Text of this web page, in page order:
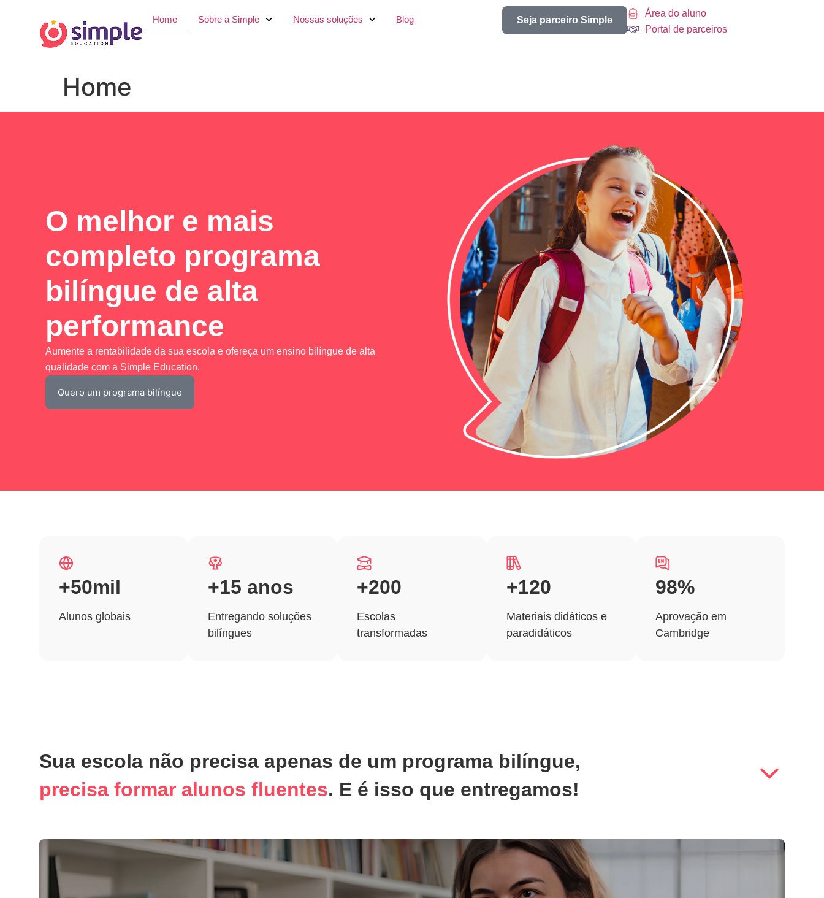
Home Sobre a Simple Nossas soluções Blog Seja parceiro Simple
Área do aluno
Portal de parceiros
Home
O melhor e mais
completo programa
bilíngue de alta
performance
Aumente a rentabilidade da sua escola e ofereça um ensino bilíngue de alta
qualidade com a Simple Education.
Quero um programa bilíngue
+50mil
Alunos globais
+15 anos
Entregando soluções
bilíngues
+200
Escolas
transformadas
+120
Materiais didáticos e
paradidáticos
98%
Aprovação em
Cambridge
Sua escola não precisa apenas de um programa bilíngue,
precisa formar alunos fluentes. E é isso que entregamos!